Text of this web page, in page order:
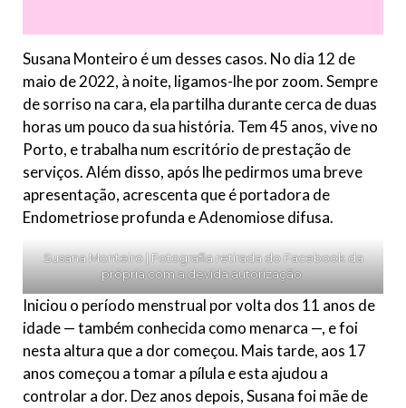
Susana Monteiro é um desses casos. No dia 12 de
maio de 2022, à noite, ligamos-lhe por zoom. Sempre
de sorriso na cara, ela partilha durante cerca de duas
horas um pouco da sua história. Tem 45 anos, vive no
Porto, e trabalha num escritório de prestação de
serviços. Além disso, após lhe pedirmos uma breve
apresentação, acrescenta que é portadora de
Endometriose profunda e Adenomiose difusa.
Susana Monteiro | Fotografia retirada do Facebook da
própria com a devida autorização.
Iniciou o período menstrual por volta dos 11 anos de
idade — também conhecida como menarca —, e foi
nesta altura que a dor começou. Mais tarde, aos 17
anos começou a tomar a pílula e esta ajudou a
controlar a dor. Dez anos depois, Susana foi mãe de